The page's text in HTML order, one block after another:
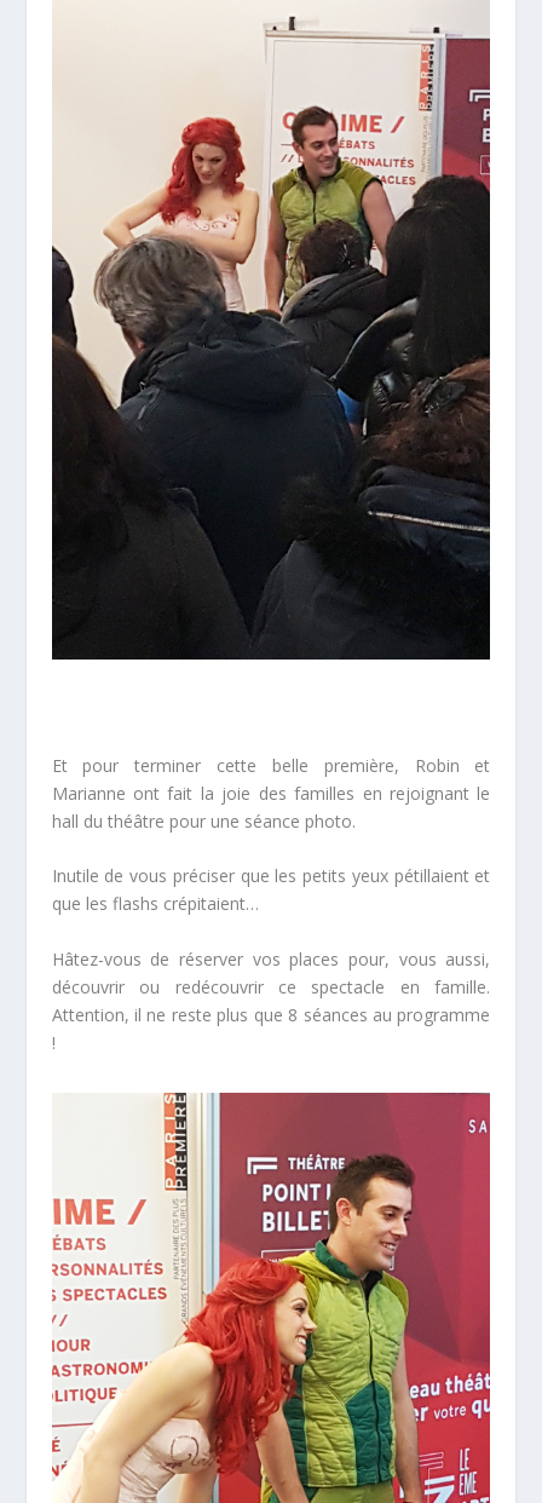
Et pour terminer cette belle première, Robin et
Marianne ont fait la joie des familles en rejoignant le
hall du théâtre pour une séance photo.
Inutile de vous préciser que les petits yeux pétillaient et
que les flashs crépitaient…
Hâtez-vous de réserver vos places pour, vous aussi,
découvrir ou redécouvrir ce spectacle en famille.
Attention, il ne reste plus que 8 séances au programme
!